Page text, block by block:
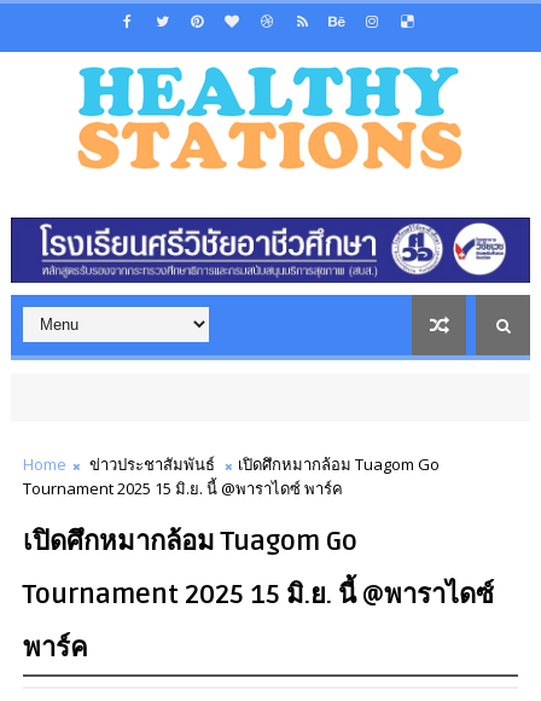
Home ข่าวประชาสัมพันธ์
เปิดศึกหมากล้อม Tuagom Go
Tournament 2025 15 มิ.ย. นี้ @พาราไดซ์ พาร์ค
เปิดศึกหมากล้อม Tuagom Go
Tournament 2025 15 มิ.ย. นี้ @พาราไดซ์
พาร์ค